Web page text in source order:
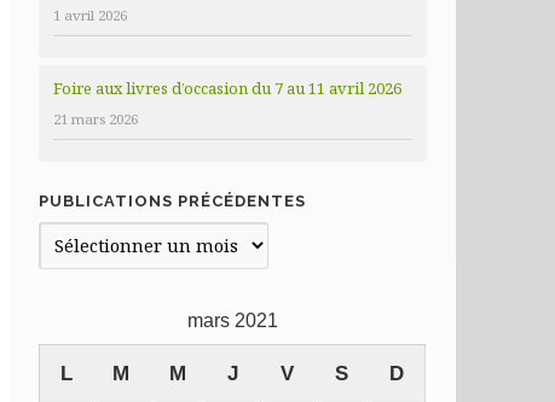
1 avril 2026
Foire aux livres d’occasion du 7 au 11 avril 2026
21 mars 2026
PUBLICATIONS PRÉCÉDENTES
Publications
précédentes
mars 2021
L M M J V S D